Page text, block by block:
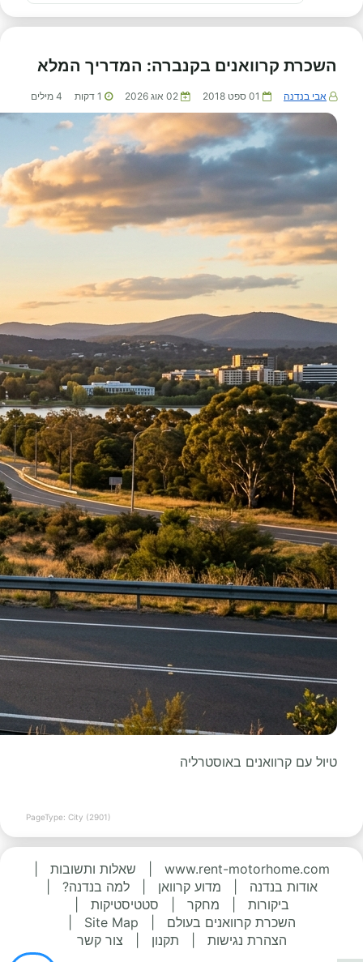
השכרת קרוואנים בקנברה: המדריך המלא
אבי בנדנה 01 ספט 2018 02 אוג 2026 1 דקות 4 מילים
טיול עם קרוואנים באוסטרליה
PageType: City (2901)
www.rent-motorhome.com שאלות ותשובות
אודות בנדנה
מדוע קרוואן למה בנדנה?
ביקורות
מחקר סטטיסטיקות
השכרת קרוואנים בעולם
Site Map
הצהרת נגישות
תקנון צור קשר